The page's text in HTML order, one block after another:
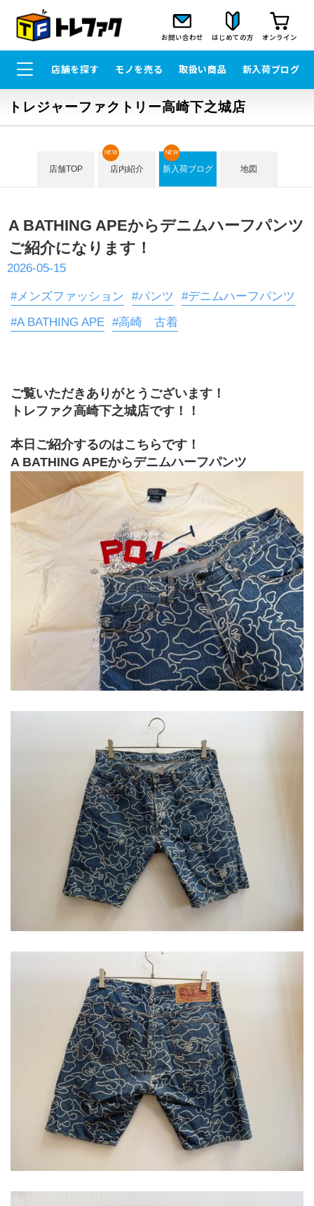
お問い合わせ はじめての方 オンライン
店舗を探す モノを売る 取扱い商品 新入荷ブログ
トレジャーファクトリー高崎下之城店
店舗TOP 店内紹介
NEW
新入荷ブログ
NEW
地図
A BATHING APEからデニムハーフパンツ
ご紹介になります！
2026-05-15
#メンズファッション #パンツ
#デニムハーフパンツ
#A BATHING APE #高崎 古着
ご覧いただきありがとうございます！
トレファク高崎下之城店です！！
本日ご紹介するのはこちらです！
A BATHING APEからデニムハーフパンツ